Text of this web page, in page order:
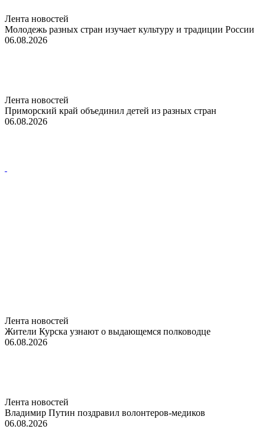
Лента новостей
Молодежь разных стран изучает культуру и традиции России
06.08.2026
Лента новостей
Приморский край объединил детей из разных стран
06.08.2026
Лента новостей
Жители Курска узнают о выдающемся полководце
06.08.2026
Лента новостей
Владимир Путин поздравил волонтеров-медиков
06.08.2026